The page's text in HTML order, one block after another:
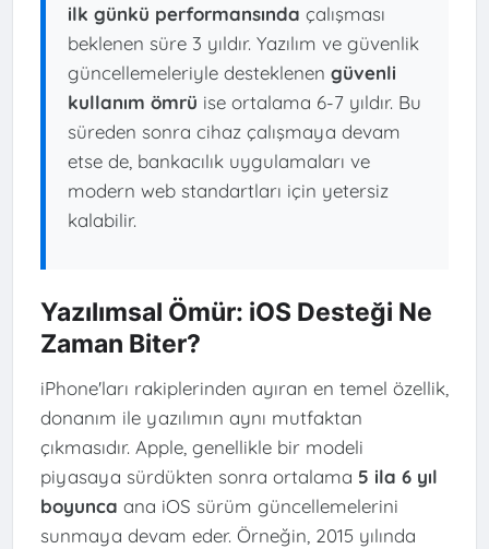
ilk günkü performansında çalışması
beklenen süre 3 yıldır. Yazılım ve güvenlik
güncellemeleriyle desteklenen güvenli
kullanım ömrü ise ortalama 6-7 yıldır. Bu
süreden sonra cihaz çalışmaya devam
etse de, bankacılık uygulamaları ve
modern web standartları için yetersiz
kalabilir.
Yazılımsal Ömür: iOS Desteği Ne
Zaman Biter?
iPhone'ları rakiplerinden ayıran en temel özellik,
donanım ile yazılımın aynı mutfaktan
çıkmasıdır. Apple, genellikle bir modeli
piyasaya sürdükten sonra ortalama 5 ila 6 yıl
boyunca ana iOS sürüm güncellemelerini
sunmaya devam eder. Örneğin, 2015 yılında